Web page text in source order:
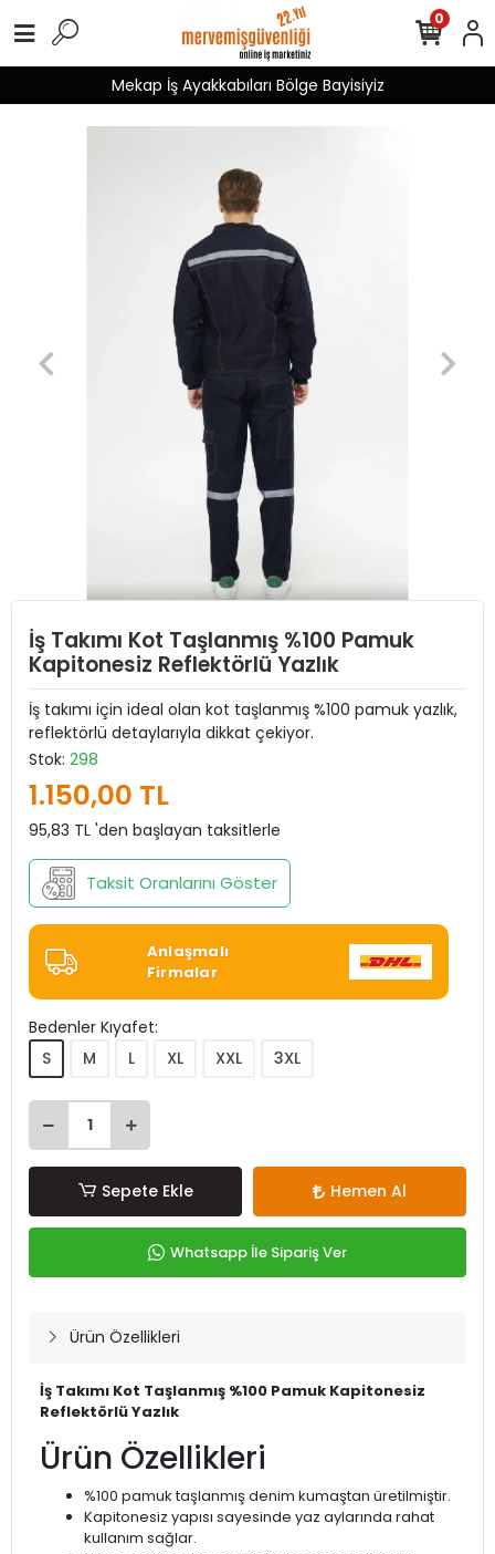
Mekap İş Ayakkabıları Bölge Bayisiyiz
0
İş Takımı Kot Taşlanmış %100 Pamuk
Kapitonesiz Reflektörlü Yazlık
İş takımı için ideal olan kot taşlanmış %100 pamuk yazlık,
reflektörlü detaylarıyla dikkat çekiyor.
Stok: 298
1.150,00 TL
95,83 TL 'den başlayan taksitlerle
Taksit Oranlarını Göster
Anlaşmalı
Firmalar
Bedenler Kıyafet:
S
M L XL XXL 3XL
Sepete Ekle Hemen Al
Whatsapp İle Sipariş Ver
Ürün Özellikleri
İş Takımı Kot Taşlanmış %100 Pamuk Kapitonesiz
Reflektörlü Yazlık
Ürün Özellikleri
%100 pamuk taşlanmış denim kumaştan üretilmiştir.
Kapitonesiz yapısı sayesinde yaz aylarında rahat
kullanım sağlar.